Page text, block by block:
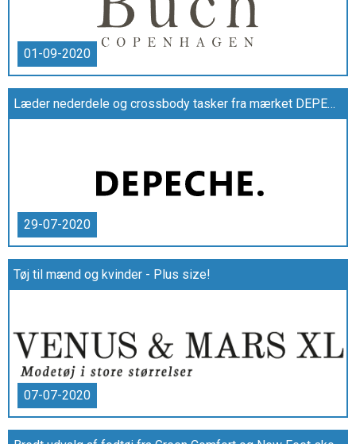
01-09-2020
Læder nederdele og crossbody tasker fra mærket DEPECHE.
29-07-2020
Tøj til mænd og kvinder - Plus size!
07-07-2020